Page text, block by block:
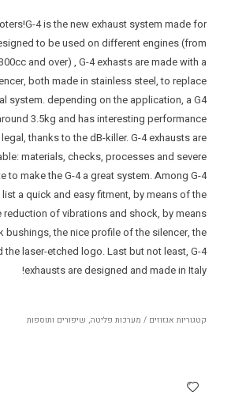
4 is the new exhaust system made for
to be used on different engines (from
and over) , G-4 exhasts are made with a
both made in stainless steel, to replace
system. depending on the application, a G4
3.5kg and has interesting performance
thanks to the dB-killer. G-4 exhausts are
materials, checks, processes and severe
to make the G-4 a great system. Among G-4
a quick and easy fitment, by means of the
reduction of vibrations and shock, by means
bushings, the nice profile of the silencer, the
the laser-etched logo. Last but not least, G-4
exhausts are designed and made in Italy!
קטגוריות אגזוזים / מערכות פליטה, שיפורים ותוספות